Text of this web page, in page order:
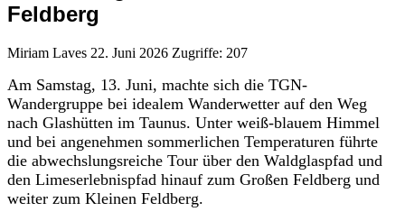
Feldberg
Miriam Laves 22. Juni 2026 Zugriffe: 207
Am Samstag, 13. Juni, machte sich die TGN-
Wandergruppe bei idealem Wanderwetter auf den Weg
nach Glashütten im Taunus. Unter weiß-blauem Himmel
und bei angenehmen sommerlichen Temperaturen führte
die abwechslungsreiche Tour über den Waldglaspfad und
den Limeserlebnispfad hinauf zum Großen Feldberg und
weiter zum Kleinen Feldberg.